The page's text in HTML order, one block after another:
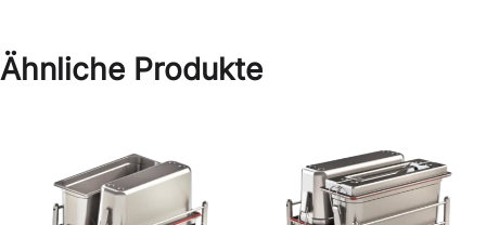
Ähnliche Produkte